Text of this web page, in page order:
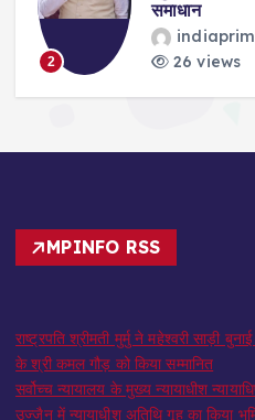
2
समाधान
26 views
MPINFO RSS
राष्ट्रपति श्रीमती मुर्मु ने महेश्वरी साड़ी
के श्री कमल गौड़ को किया सम्मानित
सर्वोच्च न्यायालय के मुख्‍य न्‍यायाधीश
उज्जैन में न्यायाधीश अतिथि गृह का किया